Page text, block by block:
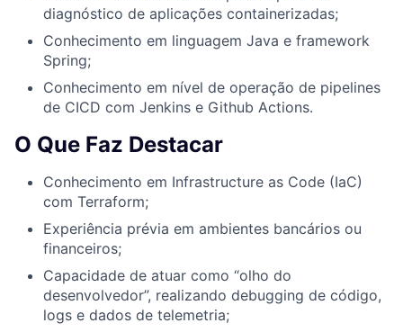
diagnóstico de aplicações containerizadas;
Conhecimento em linguagem Java e framework
Spring;
Conhecimento em nível de operação de pipelines
de CICD com Jenkins e Github Actions.
O Que Faz Destacar
Conhecimento em Infrastructure as Code (IaC)
com Terraform;
Experiência prévia em ambientes bancários ou
financeiros;
Capacidade de atuar como “olho do
desenvolvedor”, realizando debugging de código,
logs e dados de telemetria;